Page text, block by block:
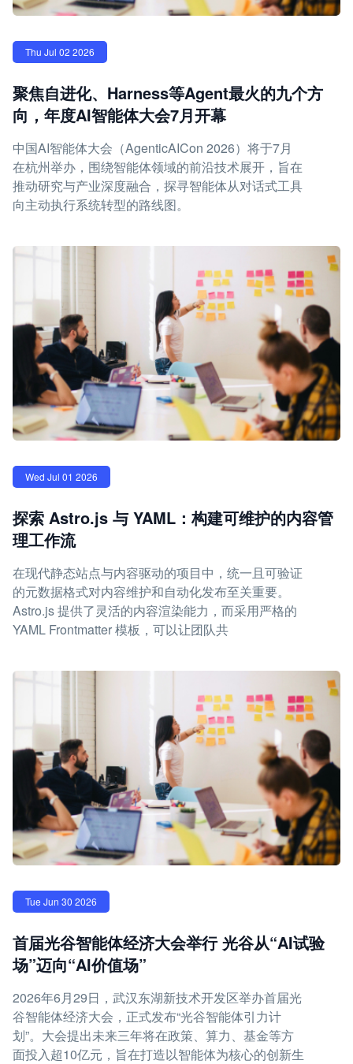
Thu Jul 02 2026
聚焦自进化、Harness等Agent最火的九个方
向，年度AI智能体大会7月开幕
中国AI智能体大会（AgenticAICon 2026）将于7月
在杭州举办，围绕智能体领域的前沿技术展开，旨在
推动研究与产业深度融合，探寻智能体从对话式工具
向主动执行系统转型的路线图。
Wed Jul 01 2026
探索 Astro.js 与 YAML：构建可维护的内容管
理工作流
在现代静态站点与内容驱动的项目中，统一且可验证
的元数据格式对内容维护和自动化发布至关重要。
Astro.js 提供了灵活的内容渲染能力，而采用严格的
YAML Frontmatter 模板，可以让团队共
Tue Jun 30 2026
首届光谷智能体经济大会举行 光谷从“AI试验
场”迈向“AI价值场”
2026年6月29日，武汉东湖新技术开发区举办首届光
谷智能体经济大会，正式发布“光谷智能体引力计
划”。大会提出未来三年将在政策、算力、基金等方
面投入超10亿元，旨在打造以智能体为核心的创新生